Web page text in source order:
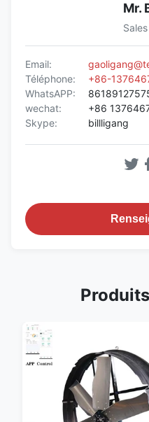
Mr.
Email:
Téléphone:
+86-
WhatsAPP:
wechat:
+86
Skype:
billligang